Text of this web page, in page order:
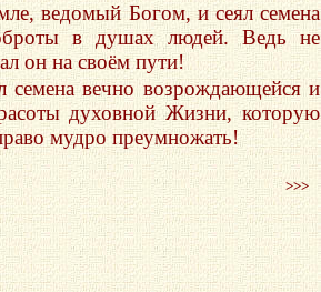
ведомый Богом, и сеял семена
в душах людей. Ведь не
он на своём пути!
вечно возрождающейся и
духовной Жизни, которую
мудро преумножать!
>>>